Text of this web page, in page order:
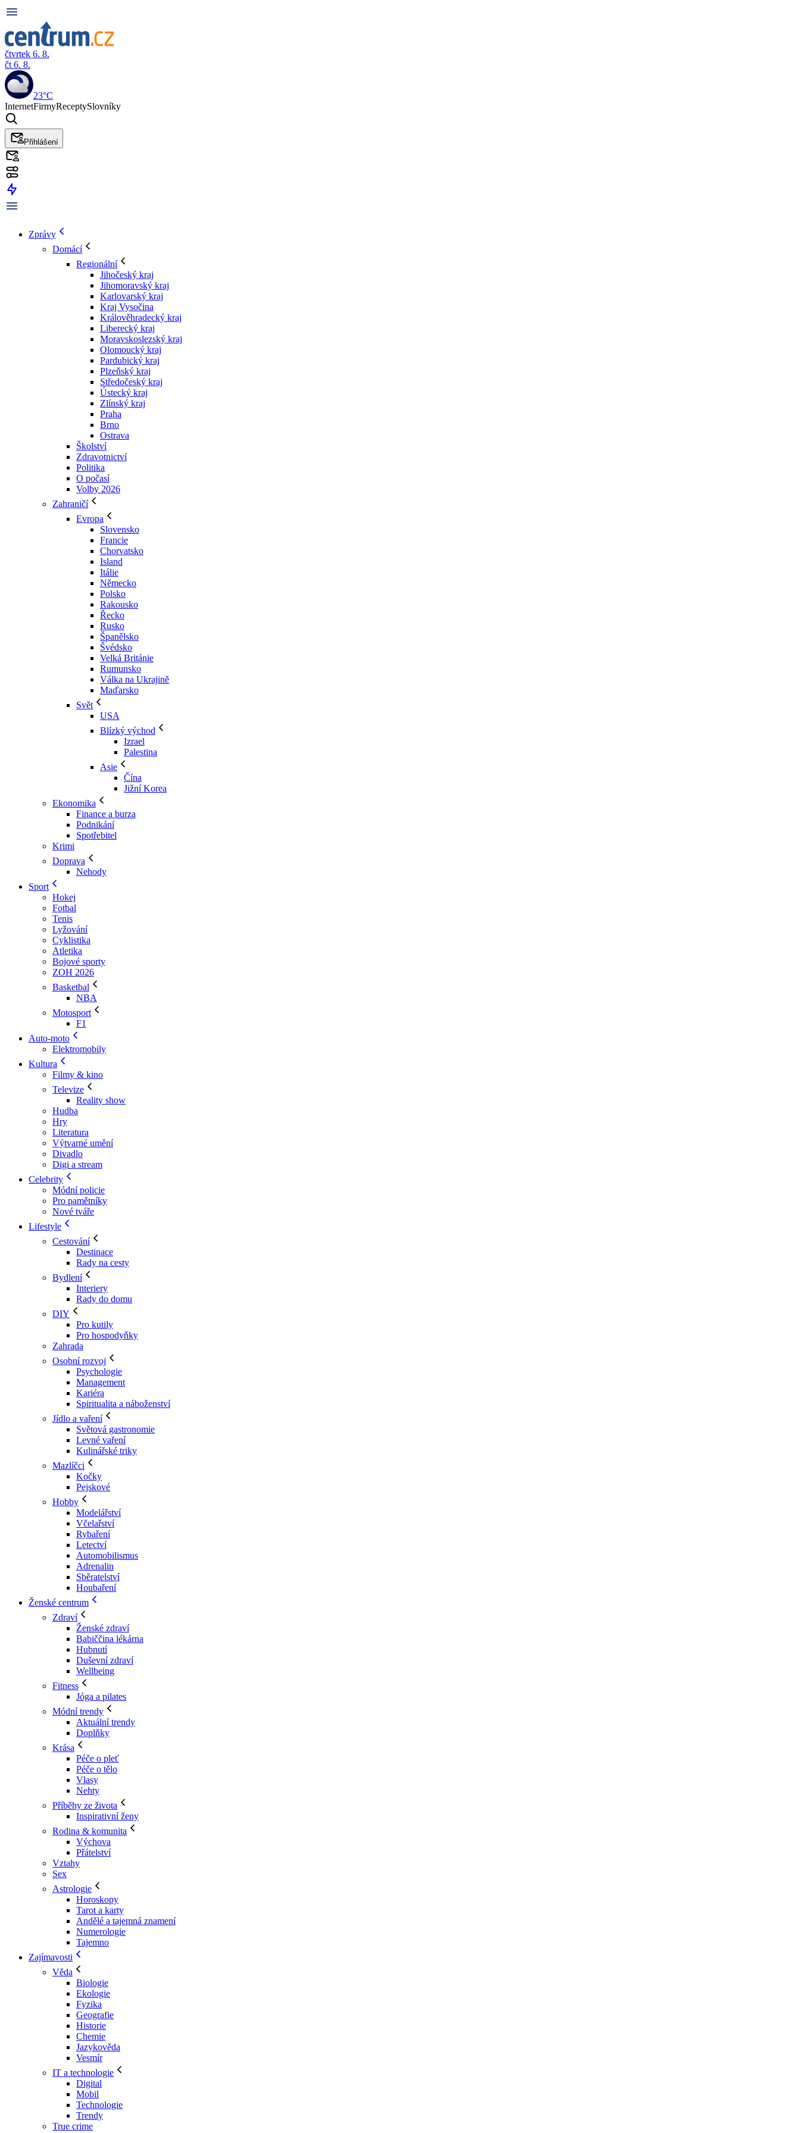
čtvrtek 6. 8.
čt 6. 8.
23°C
InternetFirmyReceptySlovníky
Přihlášení
Zprávy
Domácí
Regionální
Jihočeský kraj
Jihomoravský kraj
Karlovarský kraj
Kraj Vysočina
Králověhradecký kraj
Liberecký kraj
Moravskoslezský kraj
Olomoucký kraj
Pardubický kraj
Plzeňský kraj
Středočeský kraj
Ústecký kraj
Zlínský kraj
Praha
Brno
Ostrava
Školství
Zdravotnictví
Politika
O počasí
Volby 2026
Zahraničí
Evropa
Slovensko
Francie
Chorvatsko
Island
Itálie
Německo
Polsko
Rakousko
Řecko
Rusko
Španělsko
Švédsko
Velká Británie
Rumunsko
Válka na Ukrajině
Maďarsko
Svět
USA
Blízký východ
Izrael
Palestina
Asie
Čína
Jižní Korea
Ekonomika
Finance a burza
Podnikání
Spotřebitel
Krimi
Doprava
Nehody
Sport
Hokej
Fotbal
Tenis
Lyžování
Cyklistika
Atletika
Bojové sporty
ZOH 2026
Basketbal
NBA
Motosport
F1
Auto-moto
Elektromobily
Kultura
Filmy & kino
Televize
Reality show
Hudba
Hry
Literatura
Výtvarné umění
Divadlo
Digi a stream
Celebrity
Módní policie
Pro pamětníky
Nové tváře
Lifestyle
Cestování
Destinace
Rady na cesty
Bydlení
Interiery
Rady do domu
DIY
Pro kutily
Pro hospodyňky
Zahrada
Osobní rozvoj
Psychologie
Management
Kariéra
Spiritualita a náboženství
Jídlo a vaření
Světová gastronomie
Levné vaření
Kulinářské triky
Mazlíčci
Kočky
Pejskové
Hobby
Modelářství
Včelařství
Rybaření
Letectví
Automobilismus
Adrenalin
Sběratelství
Houbaření
Ženské centrum
Zdraví
Ženské zdraví
Babiččina lékárna
Hubnutí
Duševní zdraví
Wellbeing
Fitness
Jóga a pilates
Módní trendy
Aktuální trendy
Doplňky
Krása
Péče o pleť
Péče o tělo
Vlasy
Nehty
Příběhy ze života
Inspirativní ženy
Rodina & komunita
Výchova
Přátelství
Vztahy
Sex
Astrologie
Horoskopy
Tarot a karty
Andělé a tajemná znamení
Numerologie
Tajemno
Zajímavosti
Věda
Biologie
Ekologie
Fyzika
Geografie
Historie
Chemie
Jazykověda
Vesmír
IT a technologie
Digital
Mobil
Technologie
Trendy
True crime